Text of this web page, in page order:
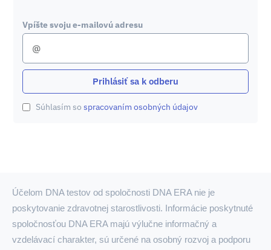
Vpíšte svoju e-mailovú adresu
Súhlasím so spracovaním osobných údajov
Prihlásiť sa k odberu
Účelom DNA testov od spoločnosti DNA ERA nie je
poskytovanie zdravotnej starostlivosti. Informácie poskytnuté
spoločnosťou DNA ERA majú výlučne informačný a
vzdelávací charakter, sú určené na osobný rozvoj a podporu